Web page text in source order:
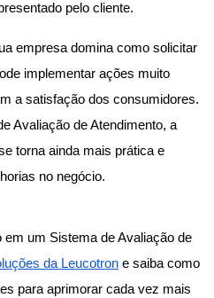
pelo cliente.
empresa domina como solicitar
implementar ações muito
a satisfação dos consumidores.
Avaliação de Atendimento, a
torna ainda mais prática e
no negócio.
um Sistema de Avaliação de
da Leucotron e saiba como
para aprimorar cada vez mais